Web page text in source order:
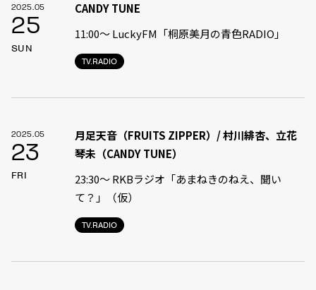
2025.05
25
SUN
TV.RADIO
CANDY TUNE
11:00〜 LuckyFM「桐原美月の青色RADIO」
2025.05
23
FRI
TV.RADIO
月足天音（FRUITS ZIPPER）/ 村川緋杏、立花
琴未（CANDY TUNE）
23:30〜 RKBラジオ「あまねきのねえ、聞い
て？」（仮）